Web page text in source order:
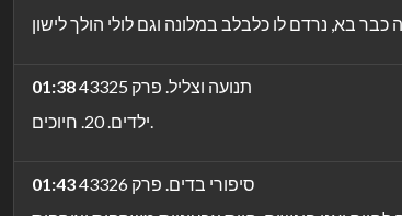
01:38
תנועה וצליל. פרק 43325
ילדים. 20. חיוכים.
01:43
סיפורי בדים. פרק 43326